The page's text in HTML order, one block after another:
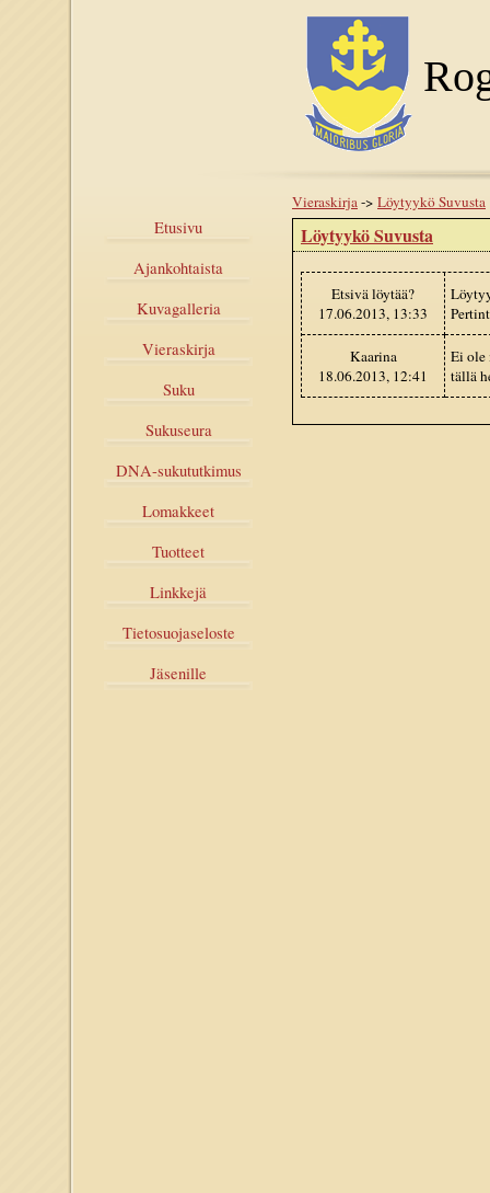
Etusivu
Ajankohtaista
Kuvagalleria
Vieraskirja
Suku
Sukuseura
DNA-sukututkimus
Lomakkeet
Tuotteet
Linkkejä
Tietosuojaseloste
Jäsenille
Vieraskirja-> Löytyykö Suvusta
Löytyykö Suvusta
Etsivä löytää?
17.06.2013, 13:33
Kaarina
18.06.2013, 12:41
Ei ole
tällä